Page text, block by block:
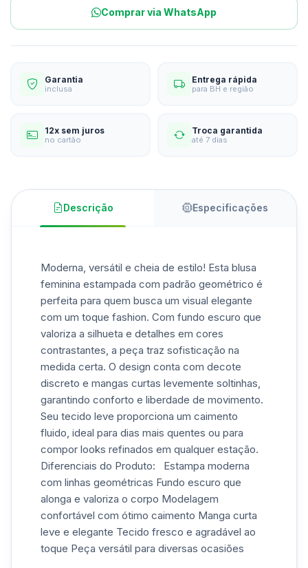
Comprar via WhatsApp
Garantia
inclusa
Entrega rápida
para BH e região
12x sem juros
no cartão
Troca garantida
até 7 dias
Descrição Especificações
Moderna, versátil e cheia de estilo! Esta blusa
feminina estampada com padrão geométrico é
perfeita para quem busca um visual elegante
com um toque fashion. Com fundo escuro que
valoriza a silhueta e detalhes em cores
contrastantes, a peça traz sofisticação na
medida certa. O design conta com decote
discreto e mangas curtas levemente soltinhas,
garantindo conforto e liberdade de movimento.
Seu tecido leve proporciona um caimento
fluido, ideal para dias mais quentes ou para
compor looks refinados em qualquer estação.
Diferenciais do Produto: Estampa moderna
com linhas geométricas Fundo escuro que
alonga e valoriza o corpo Modelagem
confortável com ótimo caimento Manga curta
leve e elegante Tecido fresco e agradável ao
toque Peça versátil para diversas ocasiões